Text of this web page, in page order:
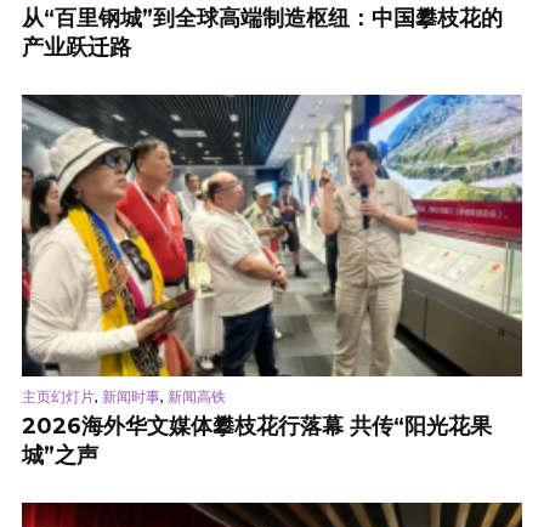
从“百里钢城”到全球高端制造枢纽：中国攀枝花的
产业跃迁路
主页幻灯片, 新闻时事, 新闻高铁
2026海外华文媒体攀枝花行落幕 共传“阳光花果
城”之声